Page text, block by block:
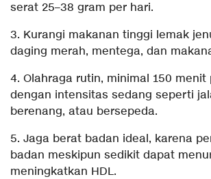
serat 25–38 gram per hari.
3. Kurangi makanan tinggi lemak
daging merah, mentega, dan
4. Olahraga rutin, minimal 150 menit
dengan intensitas sedang seperti
berenang, atau bersepeda.
5. Jaga berat badan ideal, karena
badan meskipun sedikit dapat
meningkatkan HDL.